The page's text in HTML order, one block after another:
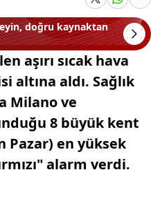
doğru kaynaktan
aşırı sıcak hava
altına aldı. Sağlık
Milano ve
8 büyük kent
Pazar) en yüksek
alarm verdi.